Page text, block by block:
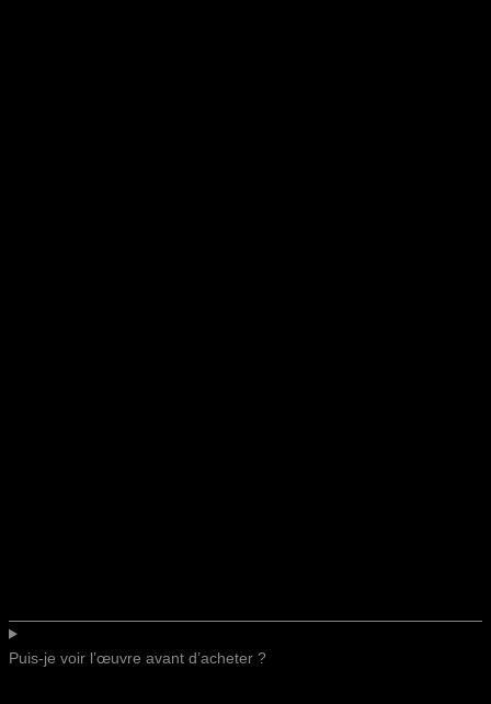
Puis-je voir l’œuvre avant d’acheter ?